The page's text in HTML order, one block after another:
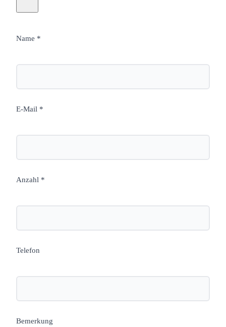
Name *
E-Mail *
Anzahl *
Telefon
Bemerkung